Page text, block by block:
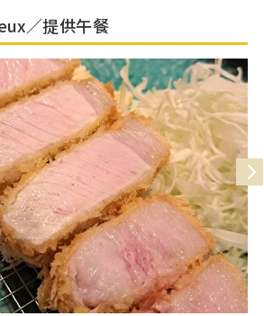
／提供午餐